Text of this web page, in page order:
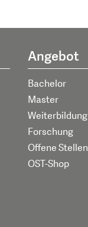
Angebot
Bachelor
Master
Weiterbildung
Forschung
Offene Stellen
OST-Shop